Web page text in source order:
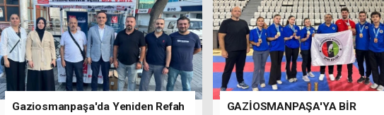
Gaziosmanpaşa'da Yeniden Refah
GAZİOSMANPAŞA'YA BİR